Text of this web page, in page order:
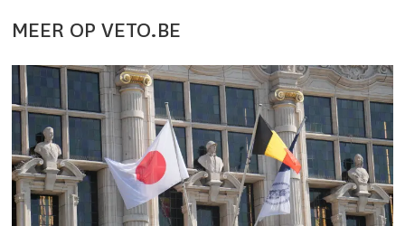
MEER OP VETO.BE